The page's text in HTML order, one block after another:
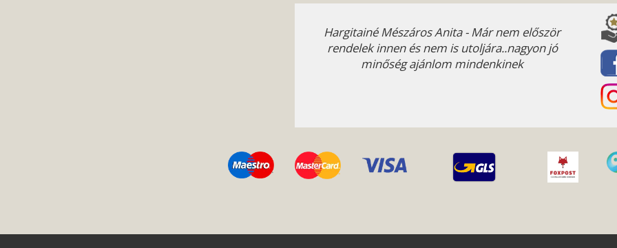
Hargitainé Mészáros Anita - Már nem először
rendelek innen és nem is utoljára..nagyon jó
minőség ajánlom mindenkinek